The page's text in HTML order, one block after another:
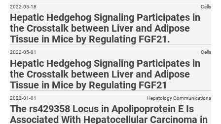
Hepatic Hedgehog Signaling Participates in
the Crosstalk between Liver and Adipose
Tissue in Mice by Regulating FGF21.
2022-05-18 Cells
Hepatic Hedgehog Signaling Participates in
the Crosstalk between Liver and Adipose
Tissue in Mice by Regulating FGF21
2022-05-01 Cells
The rs429358 Locus in Apolipoprotein E Is
Associated With Hepatocellular Carcinoma in
2022-01-01 Hepatology Communications